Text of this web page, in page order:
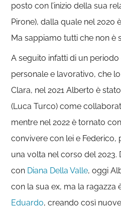
posto con l’inizio della sua
Pirone), dalla quale nel 2020
Ma sappiamo tutti che non è
A seguito infatti di un periodo
personale e lavorativo, che
Clara, nel 2021 Alberto è
(Luca Turco) come
mentre nel 2022 è tornato
convivere con lei e Federico,
una volta nel corso del
con Diana Della Valle, oggi
con la sua ex, ma la ragazza
Eduardo, creando così